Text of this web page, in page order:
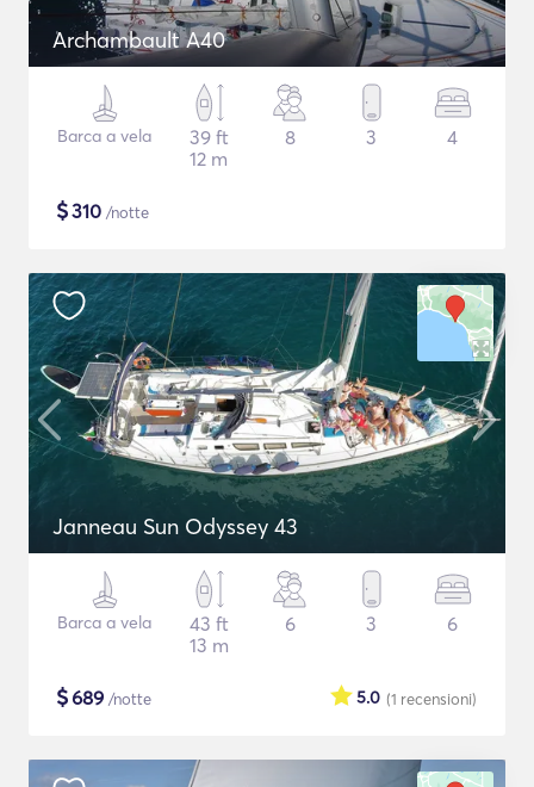
Archambault A40
Barca a vela
39 ft
12 m
8 3 4
$310 /notte
Janneau Sun Odyssey 43
Barca a vela
43 ft
13 m
6 3 6
$689 /notte (1 recensioni)
5.0